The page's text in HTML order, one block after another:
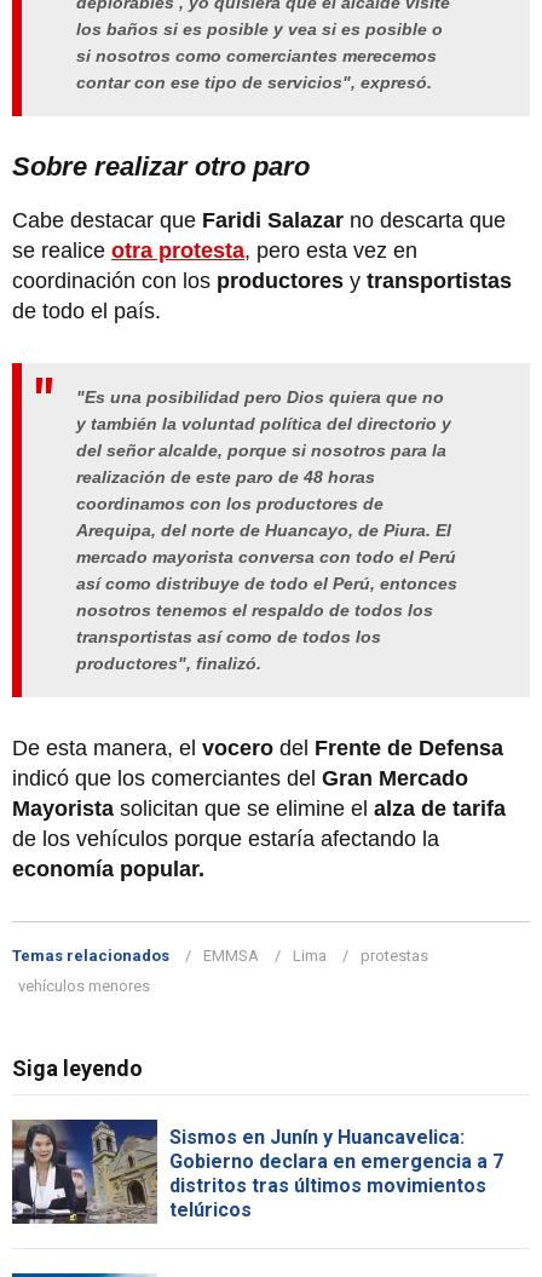
los baños si es posible y vea si es posible o
si nosotros como comerciantes merecemos
contar con ese tipo de servicios", expresó.
Sobre realizar otro paro
Cabe destacar que Faridi Salazar no descarta que
se realice otra protesta, pero esta vez en
coordinación con los productores y transportistas
de todo el país.
"Es una posibilidad pero Dios quiera que no
y también la voluntad política del directorio y
del señor alcalde, porque si nosotros para la
realización de este paro de 48 horas
coordinamos con los productores de
Arequipa, del norte de Huancayo, de Piura. El
mercado mayorista conversa con todo el Perú
así como distribuye de todo el Perú, entonces
nosotros tenemos el respaldo de todos los
transportistas así como de todos los
productores", finalizó.
De esta manera, el vocero del Frente de Defensa
indicó que los comerciantes del Gran Mercado
Mayorista solicitan que se elimine el alza de tarifa
de los vehículos porque estaría afectando la
economía popular.
Temas relacionados EMMSA Lima
protestas
vehículos menores
Siga leyendo
Sismos en Junín y Huancavelica:
Gobierno declara en emergencia a 7
distritos tras últimos movimientos
telúricos